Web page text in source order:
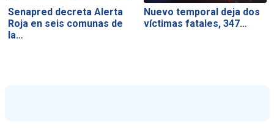
Senapred decreta Alerta
Roja en seis comunas de
la…
Nuevo temporal deja dos
víctimas fatales, 347…